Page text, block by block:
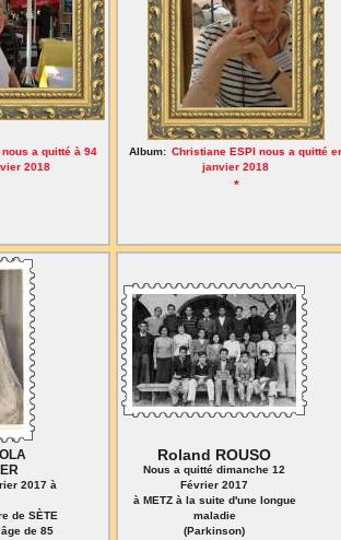
a quitté à 94
2018
Album: Christiane ESPI nous a quitté
janvier 2018
*
2017 à
de SÈTE
de 85
Roland ROUSO
Nous a quitté dimanche 12
Février 2017
à METZ à la suite d'une longue
maladie
(Parkinson)